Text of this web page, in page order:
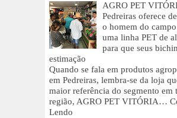
AGRO PET
Pedreiras oferece
o homem do
uma linha PET de
para que seus
estimação
Quando se fala em produtos
em Pedreiras, lembra-se da loja
maior referência do segmento em
região, AGRO PET VITÓRIA…
Lendo